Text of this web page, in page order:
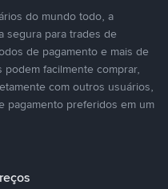
do mundo todo, a
segura para trades de
de pagamento e mais de
facilmente comprar,
com outros usuários,
pagamento preferidos em um